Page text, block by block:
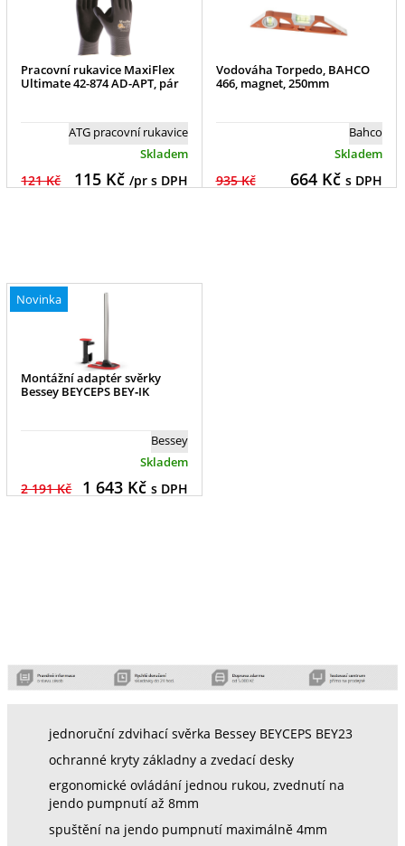
Pracovní rukavice MaxiFlex
Ultimate 42-874 AD-APT, pár
ATG pracovní rukavice
Skladem
121 Kč 115Kč /pr s DPH
Vodováha Torpedo, BAHCO
466, magnet, 250mm
Bahco
Skladem
935 Kč 664Kč s DPH
Novinka
Montážní adaptér svěrky
Bessey BEYCEPS BEY‑IK
Bessey
Skladem
2 191 Kč 1 643Kč s DPH
jednoruční zdvihací svěrka Bessey BEYCEPS BEY23
ochranné kryty základny a zvedací desky
ergonomické ovládání jednou rukou, zvednutí na
jendo pumpnutí až 8mm
spuštění na jendo pumpnutí maximálně 4mm